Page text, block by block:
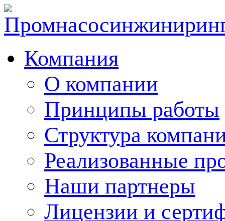
Компания
О компании
Принципы работы
Структура
Реализованные
Наши партнеры
Лицензии и